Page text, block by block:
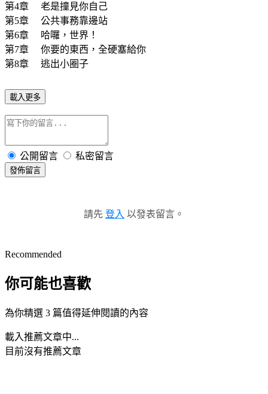
第4章 老是撞見你自己
第5章 公共事務靠邊站
第6章 哈囉，世界！
第7章 你要的東西，全硬塞給你
第8章 逃出小圈子
載入更多
公開留言 私密留言
發佈留言
請先 登入 以發表留言。
Recommended
你可能也喜歡
為你精選 3 篇值得延伸閱讀的內容
載入推薦文章中...
目前沒有推薦文章